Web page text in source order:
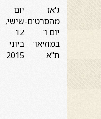
ג'אז
מהסרטים-
יום ו'
במוזיאון
ת"א
יום
שישי,
12
ביוני
2015